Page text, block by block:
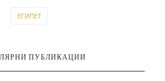
ЕГИПЕТ
ПУБЛИКАЦИИ